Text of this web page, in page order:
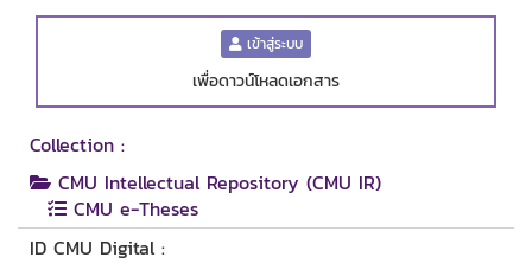
เข้าสู่ระบบ
เพื่อดาวน์โหลดเอกสาร
Collection :
CMU Intellectual Repository (CMU IR)
CMU e-Theses
ID CMU Digital :